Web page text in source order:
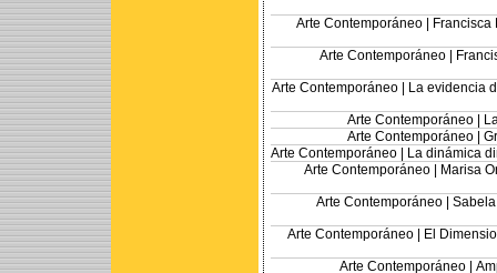
Arte Contemporáneo |
Arte Contemporáneo |
Arte Contemporáneo | La evidencia
Arte Contemporáneo |
Arte Contemporáneo |
Arte Contemporáneo |
La dinámica
Arte Contemporáneo |
Marisa
Arte Contemporáneo |
Arte Contemporáneo | El
Arte Contemporáneo |